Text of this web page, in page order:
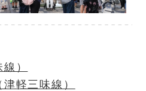
）
軽三味線）